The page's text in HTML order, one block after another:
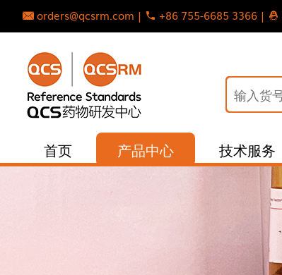
orders@qcsrm.com | +86 755-6685 3366 |
首页 产品中心 技术服务